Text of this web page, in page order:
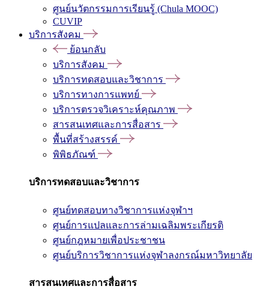
ศูนย์นวัตกรรมการเรียนรู้ (Chula MOOC)
CUVIP
บริการสังคม
ย้อนกลับ
บริการสังคม
บริการทดสอบและวิชาการ
บริการทางการแพทย์
บริการตรวจวิเคราะห์คุณภาพ
สารสนเทศและการสื่อสาร
พื้นที่สร้างสรรค์
พิพิธภัณฑ์
บริการทดสอบและวิชาการ
ศูนย์ทดสอบทางวิชาการแห่งจุฬาฯ
ศูนย์การแปลและการล่ามเฉลิมพระเกียรติ
ศูนย์กฎหมายเพื่อประชาชน
ศูนย์บริการวิชาการแห่งจุฬาลงกรณ์มหาวิทยาลัย
สารสนเทศและการสื่อสาร